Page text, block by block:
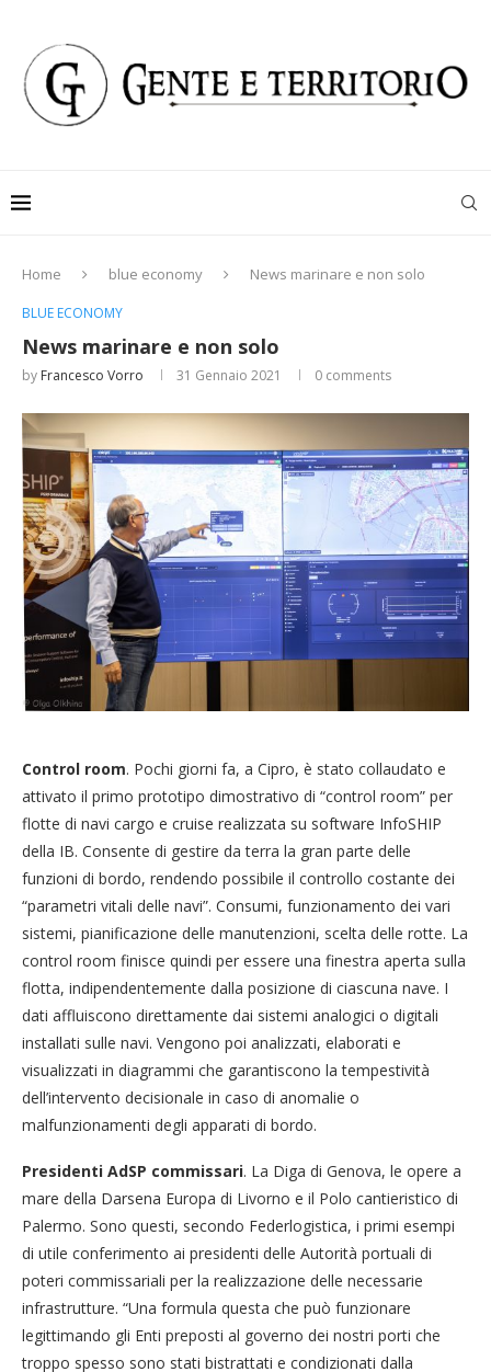
Home blue economy News marinare e non solo
BLUE ECONOMY
News marinare e non solo
by Francesco Vorro 31 Gennaio 2021 0 comments
Control room. Pochi giorni fa, a Cipro, è stato collaudato e
attivato il primo prototipo dimostrativo di “control room” per
flotte di navi cargo e cruise realizzata su software InfoSHIP
della IB. Consente di gestire da terra la gran parte delle
funzioni di bordo, rendendo possibile il controllo costante dei
“parametri vitali delle navi”. Consumi, funzionamento dei vari
sistemi, pianificazione delle manutenzioni, scelta delle rotte. La
control room finisce quindi per essere una finestra aperta sulla
flotta, indipendentemente dalla posizione di ciascuna nave. I
dati affluiscono direttamente dai sistemi analogici o digitali
installati sulle navi. Vengono poi analizzati, elaborati e
visualizzati in diagrammi che garantiscono la tempestività
dell’intervento decisionale in caso di anomalie o
malfunzionamenti degli apparati di bordo.
Presidenti AdSP commissari. La Diga di Genova, le opere a
mare della Darsena Europa di Livorno e il Polo cantieristico di
Palermo. Sono questi, secondo Federlogistica, i primi esempi
di utile conferimento ai presidenti delle Autorità portuali di
poteri commissariali per la realizzazione delle necessarie
infrastrutture. “Una formula questa che può funzionare
legittimando gli Enti preposti al governo dei nostri porti che
troppo spesso sono stati bistrattati e condizionati dalla